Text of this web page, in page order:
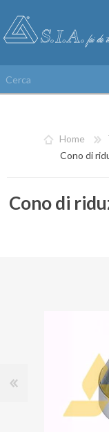
REGISTRATI
Home
Cono di
Cono di